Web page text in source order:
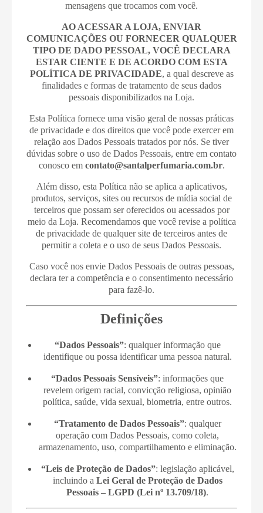
mensagens que trocamos com você.
AO ACESSAR A LOJA, ENVIAR
COMUNICAÇÕES OU FORNECER QUALQUER
TIPO DE DADO PESSOAL, VOCÊ DECLARA
ESTAR CIENTE E DE ACORDO COM ESTA
POLÍTICA DE PRIVACIDADE, a qual descreve as
finalidades e formas de tratamento de seus dados
pessoais disponibilizados na Loja.
Esta Política fornece uma visão geral de nossas práticas
de privacidade e dos direitos que você pode exercer em
relação aos Dados Pessoais tratados por nós. Se tiver
dúvidas sobre o uso de Dados Pessoais, entre em contato
conosco em contato@santalperfumaria.com.br.
Além disso, esta Política não se aplica a aplicativos,
produtos, serviços, sites ou recursos de mídia social de
terceiros que possam ser oferecidos ou acessados por
meio da Loja. Recomendamos que você revise a política
de privacidade de qualquer site de terceiros antes de
permitir a coleta e o uso de seus Dados Pessoais.
Caso você nos envie Dados Pessoais de outras pessoas,
declara ter a competência e o consentimento necessário
para fazê-lo.
Definições
“Dados Pessoais”: qualquer informação que
identifique ou possa identificar uma pessoa natural.
“Dados Pessoais Sensíveis”: informações que
revelem origem racial, convicção religiosa, opinião
política, saúde, vida sexual, biometria, entre outros.
“Tratamento de Dados Pessoais”: qualquer
operação com Dados Pessoais, como coleta,
armazenamento, uso, compartilhamento e eliminação.
“Leis de Proteção de Dados”: legislação aplicável,
incluindo a Lei Geral de Proteção de Dados
Pessoais – LGPD (Lei nº 13.709/18).